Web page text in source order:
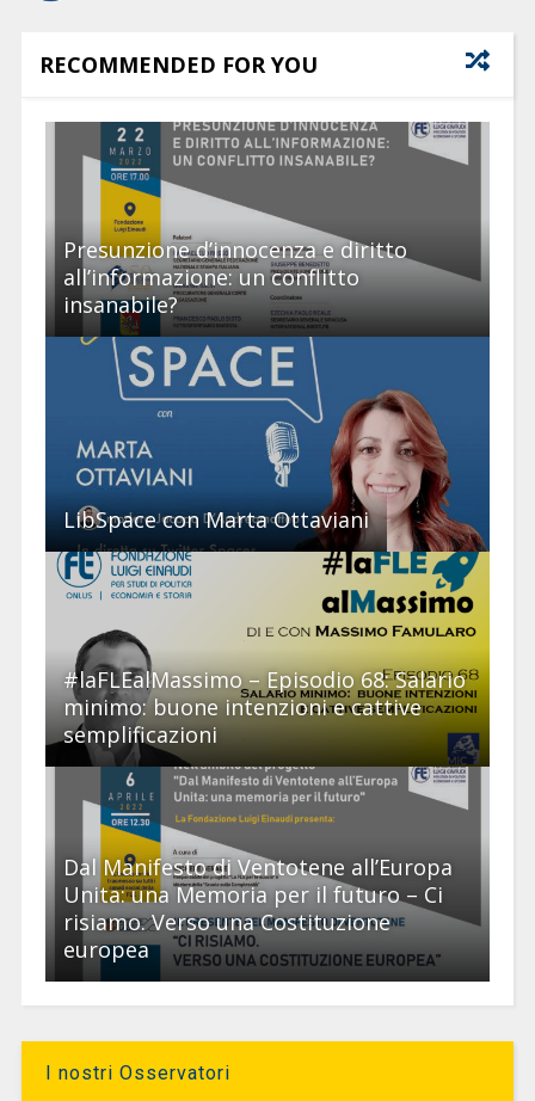
RECOMMENDED FOR YOU
Presunzione d’innocenza e diritto
all’informazione: un conflitto
insanabile?
LibSpace con Marta Ottaviani
#laFLEalMassimo – Episodio 68: Salario
minimo: buone intenzioni e cattive
semplificazioni
Dal Manifesto di Ventotene all’Europa
Unita: una Memoria per il futuro – Ci
risiamo. Verso una Costituzione
europea
I nostri Osservatori